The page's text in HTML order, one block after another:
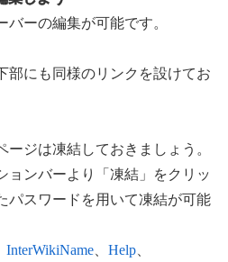
ーの編集が可能です。
部にも同様のリンクを設けてお
ージは凍結しておきましょう。
ョンバーより「凍結」をクリッ
パスワードを用いて凍結が可能
InterWikiName 、Help